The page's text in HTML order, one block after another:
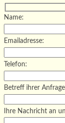
Name:
Emailadresse:
Telefon:
Betreff ihrer
Ihre Nachricht an